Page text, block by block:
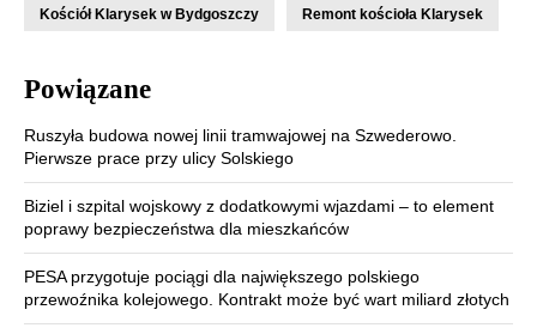
Kościół Klarysek w Bydgoszczy Remont kościoła Klarysek
Powiązane
Ruszyła budowa nowej linii tramwajowej na Szwederowo.
Pierwsze prace przy ulicy Solskiego
Biziel i szpital wojskowy z dodatkowymi wjazdami – to element
poprawy bezpieczeństwa dla mieszkańców
PESA przygotuje pociągi dla największego polskiego
przewoźnika kolejowego. Kontrakt może być wart miliard złotych